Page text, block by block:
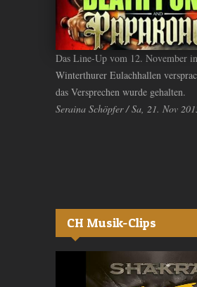
Das Line-Up vom 12. November
Winterthurer Eulachhallen
das Versprechen wurde gehalten.
Seraina Schöpfer / Sa, 21. Nov
CH Musik-Clips